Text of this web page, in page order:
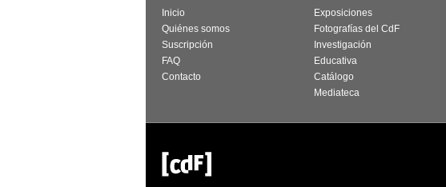
Inicio
Quiénes somos
Suscripción
FAQ
Contacto
Exposiciones
Fotografías del CdF
Investigación
Educativa
Catálogo
Mediateca